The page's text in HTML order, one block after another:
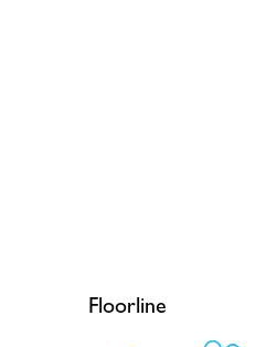
Floorline